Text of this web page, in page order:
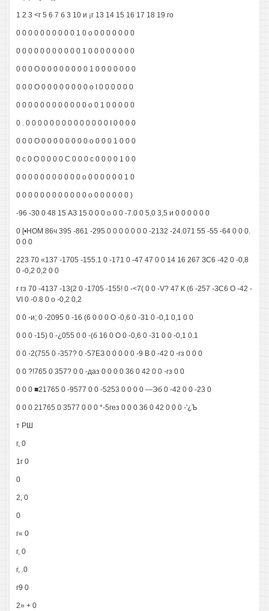
1 2 3 <г 5 6 7 б 3 10 и ¡г 13 14 15 16 17 18 19 го
0 0 0 0 0 0 0 0 0 0 1 0 о 0 0 0 0 0 0 0
0 0 0 0 0 0 0 0 0 0 0 1 0 0 0 0 0 0 0 0
0 0 0 О 0 0 0 0 0 0 0 0 1 0 0 0 0 0 0 0
0 0 0 О 0 0 0 0 0 0 0 0 о I 0 0 0 0 0 0
0 0 0 0 0 0 0 0 0 0 0 0 о 0 1 0 0 0 0 0
0 . 0 0 0 0 0 0 0 0 0 0 0 0 0 0 I 0 0 0 0
0 0 0 О 0 0 0 0 0 0 0 0 о 0 0 0 1 0 0 0
0 с 0 О 0 0 0 0 С 0 0 0 с 0 0 0 0 1 0 0
0 0 0 0 0 0 0 0 0 0 0 о 0 0 0 0 0 0 1 0
0 0 0 0 0 0 0 0 0 0 0 0 о 0 0 0 0 0 0 )
-96 -30 0 48 15 АЗ 15 0 0 0 о 0 0 -7.0 0 5,0 3,5 и 0 0 0 0 0 0
0 [•НОМ 86ч 395 -861 -295 0 0 0 0 0 0 0 -2132 -24.071 55 -55 -64 0 0 0.
0 0 0
223 70 «137 -1705 -155.1 0 -171 0 -47 47 0 0 14 16 267 ЗС6 -42 0 -0,8
0 -0,2 0,2 0 0
г гз 70 -4137 -13(2 0 -1705 -155! 0 -<7( 0 0 -V? 47 К (6 -257 -ЗС6 О -42 -
VI 0 -0.8 0 о -0,2 0,2
0 0 -и; 0 -2095 0 -16 (6 0 0 0 О -0,6 0 -31 0 -0,1 0,1 0 0
0 0 0 -15) 0 -¿055 0 0 -(б 16 0 О 0 -0,6 0 -31 0 0 -0,1 0.1
0 0 -2(755 0 -357? 0 -57ЕЗ 0 0 0 0 0 -9 В 0 -42 0 -гз 0 0 0
0 0 ?!765 0 357? 0 0 -даз 0 0 0 0 36 0 42 0 0 -гз 0 0
0 0 0 ■21765 0 -9577 0 0 -5253 0 0 0 0 —Эб 0 -42 0 0 -23 0
0 0 0 21765 0 3577 0 0 0 *-5гез 0 0 0 36 0 42 0 0 0 -'¿Ъ
т РШ
г, 0
1г 0
0
2, 0
0
г« 0
г, 0
г, .0
г9 0
2» + 0